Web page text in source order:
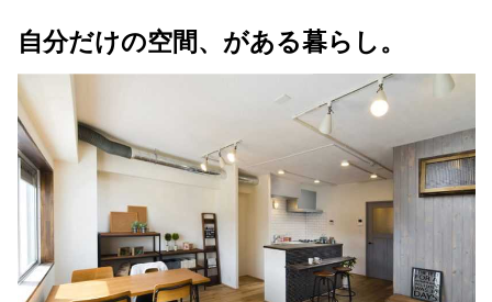
自分だけの空間、がある暮らし。